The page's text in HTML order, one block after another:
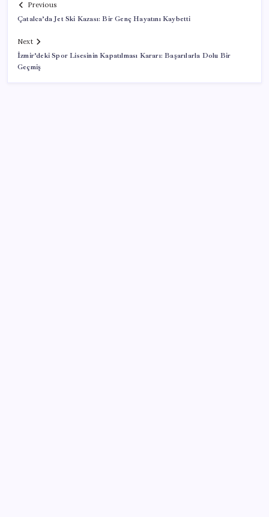
Previous
Çatalca’da Jet Ski Kazası: Bir Genç Hayatını Kaybetti
Next
İzmir’deki Spor Lisesinin Kapatılması Kararı: Başarılarla Dolu Bir
Geçmiş